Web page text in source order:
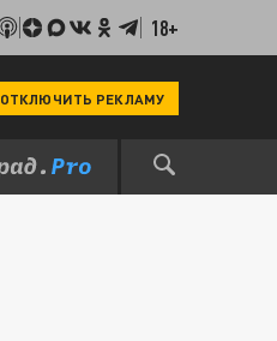
18+
ОТКЛЮЧИТЬ РЕКЛАМУ